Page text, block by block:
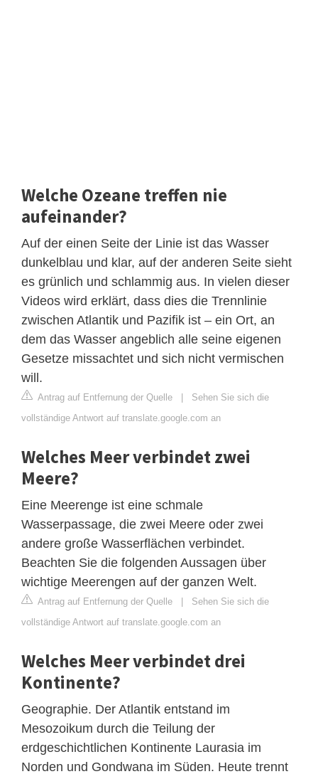
Welche Ozeane treffen nie
aufeinander?
Auf der einen Seite der Linie ist das Wasser
dunkelblau und klar, auf der anderen Seite sieht
es grünlich und schlammig aus. In vielen dieser
Videos wird erklärt, dass dies die Trennlinie
zwischen Atlantik und Pazifik ist – ein Ort, an
dem das Wasser angeblich alle seine eigenen
Gesetze missachtet und sich nicht vermischen
will.
Antrag auf Entfernung der Quelle | Sehen Sie sich die
vollständige Antwort auf translate.google.com an
Welches Meer verbindet zwei
Meere?
Eine Meerenge ist eine schmale
Wasserpassage, die zwei Meere oder zwei
andere große Wasserflächen verbindet.
Beachten Sie die folgenden Aussagen über
wichtige Meerengen auf der ganzen Welt.
Antrag auf Entfernung der Quelle | Sehen Sie sich die
vollständige Antwort auf translate.google.com an
Welches Meer verbindet drei
Kontinente?
Geographie. Der Atlantik entstand im
Mesozoikum durch die Teilung der
erdgeschichtlichen Kontinente Laurasia im
Norden und Gondwana im Süden. Heute trennt